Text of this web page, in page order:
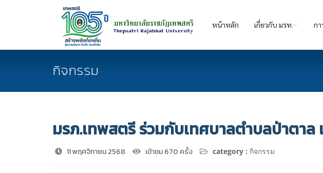
หน้าหลัก เกี่ยวกับ มรท. ก
กิจกรรม
มรภ.เทพสตรี ร่วมกับเทศบาลตำบลป่าตาล
11 พฤศจิกายน 2568 เข้าชม 670 ครั้ง category : กิจกรรม